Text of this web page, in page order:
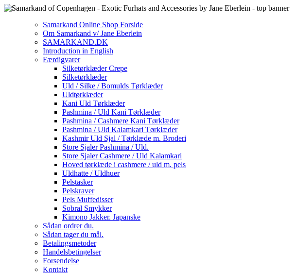
Samarkand Online Shop Forside
Om Samarkand v/ Jane Eberlein
SAMARKAND.DK
Introduction in English
Færdigvarer
Silketørklæder Crepe
Silketørklæder
Uld / Silke / Bomulds Tørklæder
Uldtørklæder
Kani Uld Tørklæder
Pashmina / Uld Kani Tørklæder
Pashmina / Cashmere Kani Tørklæder
Pashmina / Uld Kalamkari Tørklæder
Kashmir Uld Sjal / Tørklæde m. Broderi
Store Sjaler Pashmina / Uld.
Store Sjaler Cashmere / Uld Kalamkari
Hoved tørklæde i cashmere / uld m. pels
Uldhatte / Uldhuer
Pelstasker
Pelskraver
Pels Muffedisser
Sobral Smykker
Kimono Jakker. Japanske
Sådan ordrer du.
Sådan tager du mål.
Betalingsmetoder
Handelsbetingelser
Forsendelse
Kontakt